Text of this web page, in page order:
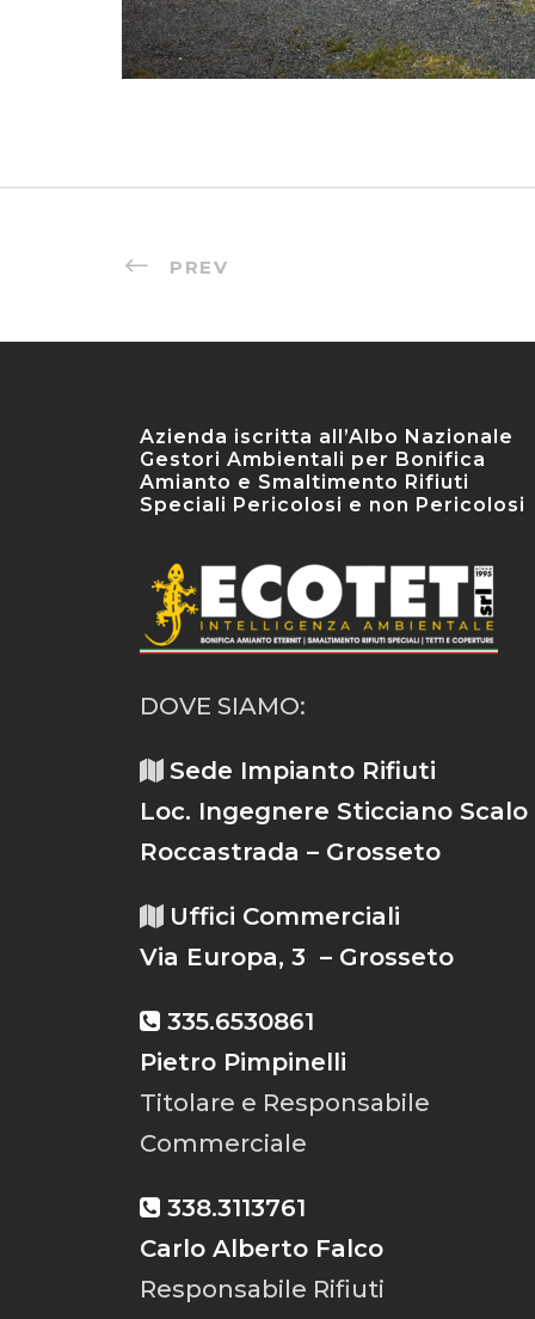
PREV
Azienda iscritta all’Albo Nazionale
Gestori Ambientali per Bonifica
Amianto e Smaltimento Rifiuti
Speciali Pericolosi e non Pericolosi
DOVE SIAMO:
Sede Impianto Rifiuti
Loc. Ingegnere Sticciano Scalo
Roccastrada – Grosseto
Uffici Commerciali
Via Europa, 3 – Grosseto
335.6530861
Pietro Pimpinelli
Titolare e Responsabile
Commerciale
338.3113761
Carlo Alberto Falco
Responsabile Rifiuti